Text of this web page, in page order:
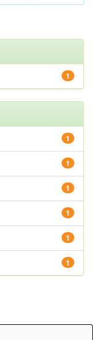
1
1
1
1
1
1
1